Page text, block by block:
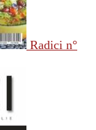
Radici n°